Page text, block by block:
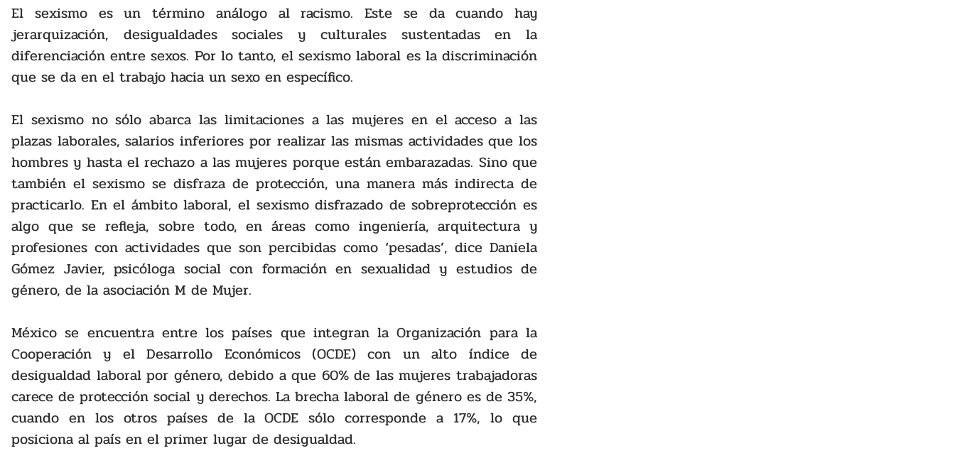
El sexismo es un término análogo al racismo. Este se da cuando hay
jerarquización, desigualdades sociales y culturales sustentadas en la
diferenciación entre sexos. Por lo tanto, el sexismo laboral es la discriminación
que se da en el trabajo hacia un sexo en específico.
El sexismo no sólo abarca las limitaciones a las mujeres en el acceso a las
plazas laborales, salarios inferiores por realizar las mismas actividades que los
hombres y hasta el rechazo a las mujeres porque están embarazadas. Sino que
también el sexismo se disfraza de protección, una manera más indirecta de
practicarlo. En el ámbito laboral, el sexismo disfrazado de sobreprotección es
algo que se refleja, sobre todo, en áreas como ingeniería, arquitectura y
profesiones con actividades que son percibidas como ‘pesadas’, dice Daniela
Gómez Javier, psicóloga social con formación en sexualidad y estudios de
género, de la asociación M de Mujer.
México se encuentra entre los países que integran la Organización para la
Cooperación y el Desarrollo Económicos (OCDE) con un alto índice de
desigualdad laboral por género, debido a que 60% de las mujeres trabajadoras
carece de protección social y derechos. La brecha laboral de género es de 35%,
cuando en los otros países de la OCDE sólo corresponde a 17%, lo que
posiciona al país en el primer lugar de desigualdad.